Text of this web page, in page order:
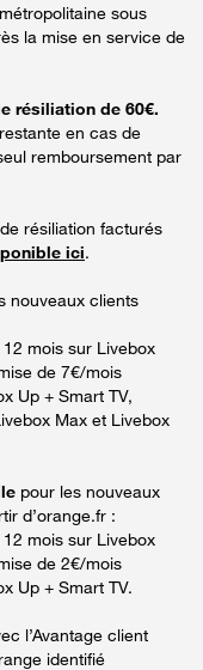
sous
la mise en service de
résiliation de 60€.
en cas de
remboursement par
résiliation facturés
ici.
nouveaux clients
mois sur Livebox
de 7€/mois
Up + Smart TV,
Max et Livebox
pour les nouveaux
d’orange.fr :
mois sur Livebox
de 2€/mois
Up + Smart TV.
l’Avantage client
identifié